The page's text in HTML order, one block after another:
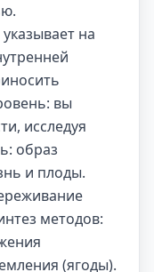
на
вы
исследуя
образ
и плоды.
методов:
(ягоды).